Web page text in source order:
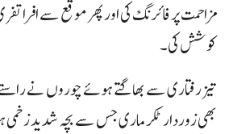
مزاحمت پر فائرنگ کی اور پھر موقع سے
کوشش کی۔
تیز رفتاری سے بھاگتے ہوئے چوروں نے
بھی زوردار ٹکر ماری جس سے بچہ شدید زخمی